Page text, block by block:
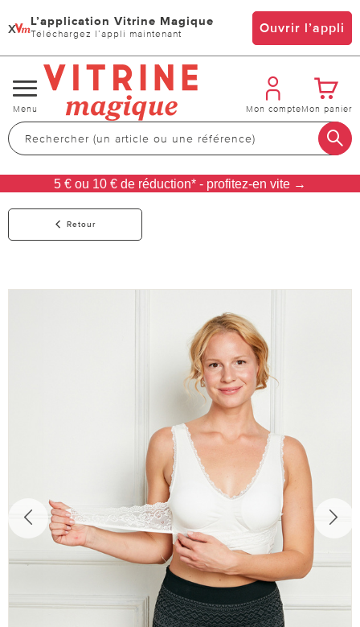
x L’application Vitrine Magique
Téléchargez l’appli maintenant Ouvrir l’appli
Changer
de
navigation
Menu Mon compteMon panier
5 € ou 10 € de réduction* - profitez-en vite →
Retour